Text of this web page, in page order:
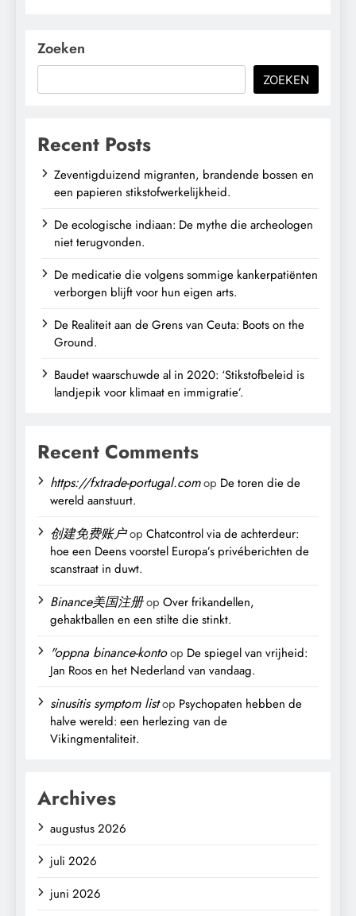
Zoeken
ZOEKEN
Recent Posts
Zeventigduizend migranten, brandende bossen en
een papieren stikstofwerkelijkheid.
De ecologische indiaan: De mythe die archeologen
niet terugvonden.
De medicatie die volgens sommige kankerpatiënten
verborgen blijft voor hun eigen arts.
De Realiteit aan de Grens van Ceuta: Boots on the
Ground.
Baudet waarschuwde al in 2020: ‘Stikstofbeleid is
landjepik voor klimaat en immigratie’.
Recent Comments
https://fxtrade-portugal.comop De toren die de
wereld aanstuurt.
创建免费账户op Chatcontrol via de achterdeur:
hoe een Deens voorstel Europa’s privéberichten de
scanstraat in duwt.
Binance美国注册op Over frikandellen,
gehaktballen en een stilte die stinkt.
"oppna binance-kontoop De spiegel van vrijheid:
Jan Roos en het Nederland van vandaag.
sinusitis symptom listop Psychopaten hebben de
halve wereld: een herlezing van de
Vikingmentaliteit.
Archives
augustus 2026
juli 2026
juni 2026